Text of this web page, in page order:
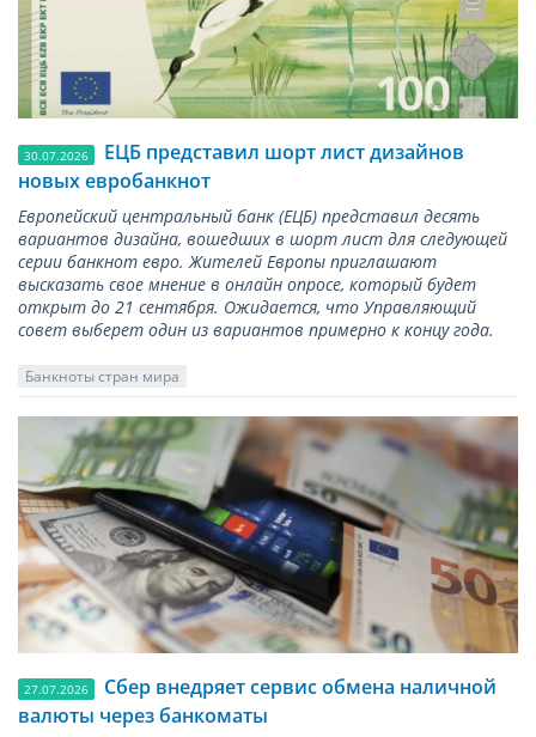
30.07.2026
ЕЦБ представил шорт лист дизайнов
новых евробанкнот
Европейский центральный банк (ЕЦБ) представил десять
вариантов дизайна, вошедших в шорт лист для следующей
серии банкнот евро. Жителей Европы приглашают
высказать свое мнение в онлайн опросе, который будет
открыт до 21 сентября. Ожидается, что Управляющий
совет выберет один из вариантов примерно к концу года.
Банкноты стран мира
27.07.2026
Сбер внедряет сервис обмена наличной
валюты через банкоматы